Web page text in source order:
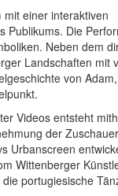
mit einer interaktiven
Publikums. Die
Neben dem
Landschaften mit
von
Videos entsteht
der
Urbanscreen
Wittenberger
portugiesische